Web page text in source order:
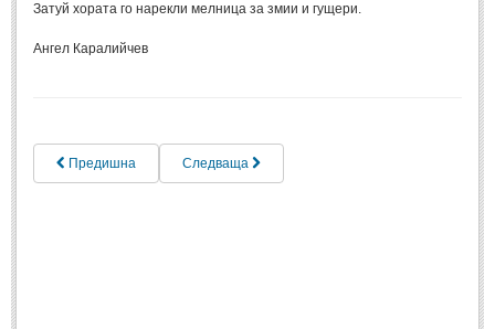
Притчи за любовта
Притчи за приятелството
Надежда
Post: 28 Юни 2018
Затуй хората го нарекли мелница за змии и гущери.
Ангел Каралийчев
Предишна Следваща